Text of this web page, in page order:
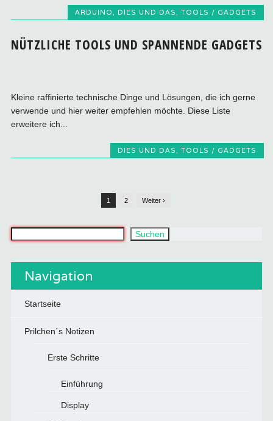
ARDUINO, DIES UND DAS, TOOLS / GADGETS
NÜTZLICHE TOOLS UND SPANNENDE GADGETS
Kleine raffinierte technische Dinge und Lösungen, die ich gerne
verwende und hier weiter empfehlen möchte. Diese Liste
erweitere ich...
DIES UND DAS TOOLS / GADGETS
1 2 Weiter ›
Suchen
Navigation
Startseite
Prilchen´s Notizen
Erste Schritte
Einführung
Display